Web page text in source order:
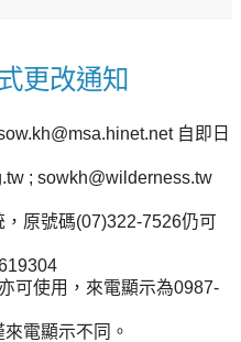
更改通知
自即日
; sowkh@wilderness.tw
原號碼(07)322-7526仍可
可使用，來電顯示為0987-
電顯示不同。